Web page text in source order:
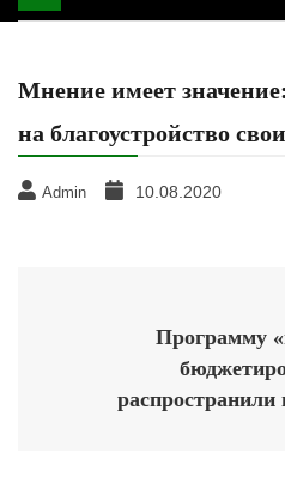
navigation
Мнение имеет
на благоустройство
Admin 10.08.2020
Программу
распространили